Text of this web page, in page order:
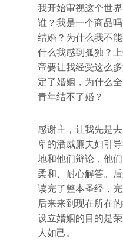
我开始审视这个世
谁？我是一个商品
结婚？为什么我不
什么我感到孤独？
帝要让我经受这么
定了婚姻，为什么
青年结不了婚？
感谢主，让我先是
卑的潘威廉夫妇引
地和他们辩论，他
柔和、耐心解答。
读完了整本圣经，
后来来到现在所在
设立婚姻的目的是
人如己。